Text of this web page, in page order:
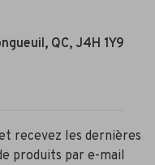
QC, J4H 1Y9
recevez les dernières
produits par e-mail